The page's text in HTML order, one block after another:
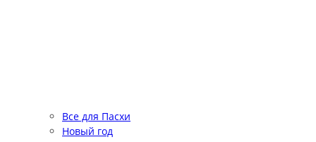
Все для Пасхи
Новый год